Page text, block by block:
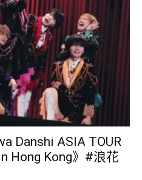
Danshi ASIA TOUR
Hong Kong》#浪花